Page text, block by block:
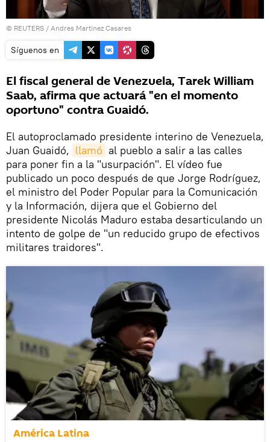
© REUTERS / Andres Martinez Casares
Síguenos en
El fiscal general de Venezuela, Tarek William
Saab, afirma que actuará "en el momento
oportuno" contra Guaidó.
El autoproclamado presidente interino de Venezuela,
Juan Guaidó, llamó al pueblo a salir a las calles
para poner fin a la "usurpación". El vídeo fue
publicado un poco después de que Jorge Rodríguez,
el ministro del Poder Popular para la Comunicación
y la Información, dijera que el Gobierno del
presidente Nicolás Maduro estaba desarticulando un
intento de golpe de "un reducido grupo de efectivos
militares traidores".
América Latina